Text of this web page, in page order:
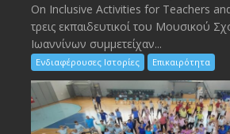
On Inclusive Activities for Teachers
τρεις εκπαιδευτικοί του Μουσικού
Ιωαννίνων συμμετείχαν...
Ενδιαφέρουσες Ιστορίες Επικαιρότητα